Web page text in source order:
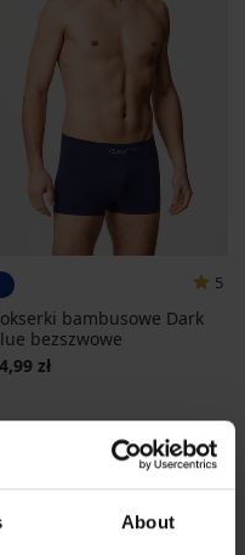
About
5
bambusowe Dark
bezszwowe
zł